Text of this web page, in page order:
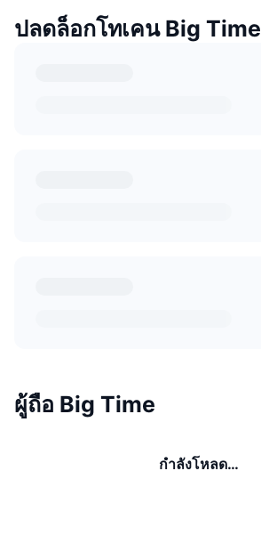
ปลดล็อกโทเคน Big Time
ผู้ถือ Big Time
กำลังโหลด…